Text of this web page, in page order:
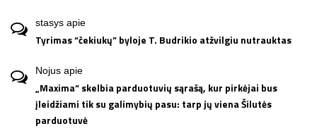
stasys apie
Tyrimas “čekiukų” byloje T. Budrikio atžvilgiu nutrauktas
Nojus apie
„Maxima“ skelbia parduotuvių sąrašą, kur pirkėjai bus
įleidžiami tik su galimybių pasu: tarp jų viena Šilutės
parduotuvė